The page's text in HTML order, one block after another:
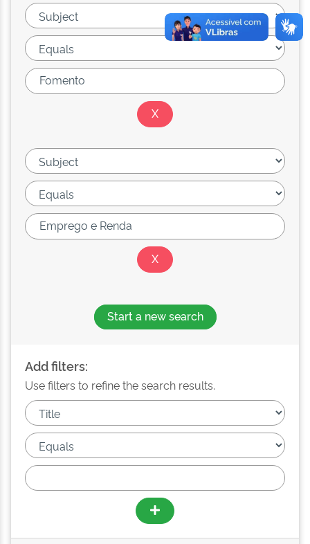
Start a new search
Add filters:
Use filters to refine the search results.